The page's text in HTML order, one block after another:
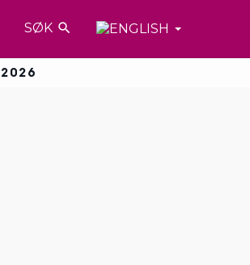
SØK 
2026